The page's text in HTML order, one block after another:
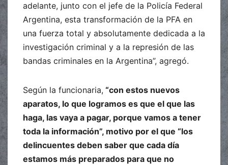
adelante, junto con el jefe de la Policía Federal
Argentina, esta transformación de la PFA en
una fuerza total y absolutamente dedicada a la
investigación criminal y a la represión de las
bandas criminales en la Argentina”, agregó.
Según la funcionaria, “con estos nuevos
aparatos, lo que logramos es que el que las
haga, las vaya a pagar, porque vamos a tener
toda la información”, motivo por el que “los
delincuentes deben saber que cada día
estamos más preparados para que no